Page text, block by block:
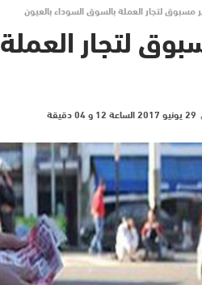
مسبوق لتجار العملة بالسوق السوداء بالعيون
لتجار
29 يونيو 2017 الساعة 12 و 04 دقيقة